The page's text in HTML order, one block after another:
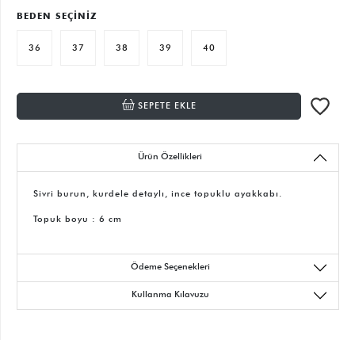
BEDEN SEÇİNİZ
36 37 38 39 40
SEPETE EKLE
Ürün Özellikleri
Sivri burun, kurdele detaylı, ince topuklu ayakkabı.
Topuk boyu : 6 cm
Ödeme Seçenekleri
Kullanma Kılavuzu